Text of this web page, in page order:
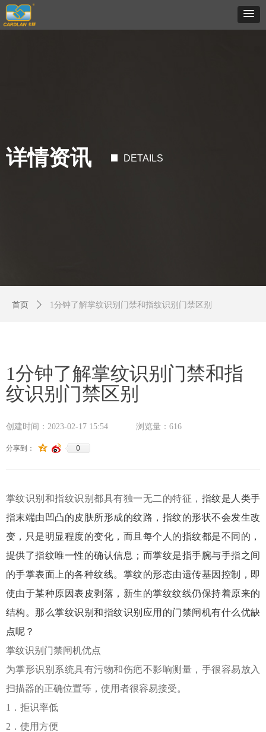
1分钟了解掌纹识别门禁和指
纹识别门禁区别
掌纹识别和指纹识别都具有独一无二的特征， 指纹是人类手
指末端由凹凸的皮肤所形成的纹路， 指纹的形状不会发生改
变，只是明显程度的变化，而且每个人的指纹都是不同的，
提供了指纹唯一性的确认信息；而掌纹是指手腕与手指之间
的手掌表面上的各种纹线。掌纹的形态由遗传基因 控制，即
使由于某种原因表皮剥落，新生的掌纹纹线仍保持着原来的
结构。那么掌纹识别和指纹识别应用的门禁闸机有什么优缺
点呢？
掌纹识别门禁闸机优点
为掌形识别系统具有污物和伤疤不影响测量，手很容易放入
扫描器的正确位置等，使用者很容易接受。
1 ．拒识率低
2 ．使用方便
创建时间： 2023-02-17 15:54 浏览量： 616
分享到： 0
首页 ꄲ 1分钟了解掌纹识别门禁和指纹识别门禁区别
详情资讯 DETAILS